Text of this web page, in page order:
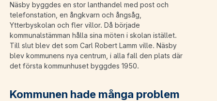
Näsby byggdes en stor lanthandel med post och
telefonstation, en ångkvarn och ångsåg,
Ytterbyskolan och fler villor. Då började
kommunalstämman hålla sina möten i skolan istället.
Till slut blev det som Carl Robert Lamm ville. Näsby
blev kommunens nya centrum, i alla fall den plats där
det första kommunhuset byggdes 1950.
Kommunen hade många problem